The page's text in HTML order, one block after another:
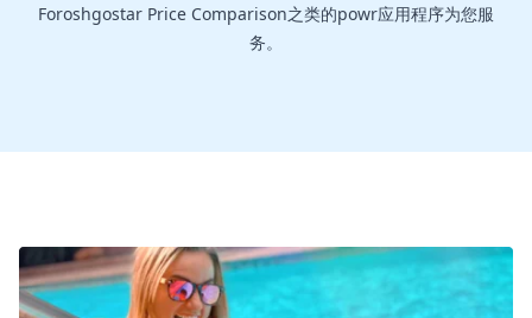
Foroshgostar Price Comparison之类的powr应用程序为您服
务。